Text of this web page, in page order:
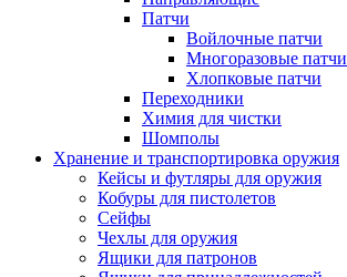
Патчи
Войлочные патчи
Многоразовые патчи
Хлопковые патчи
Переходники
Химия для чистки
Шомполы
Хранение и транспортировка оружия
Кейсы и футляры для оружия
Кобуры для пистолетов
Сейфы
Чехлы для оружия
Ящики для патронов